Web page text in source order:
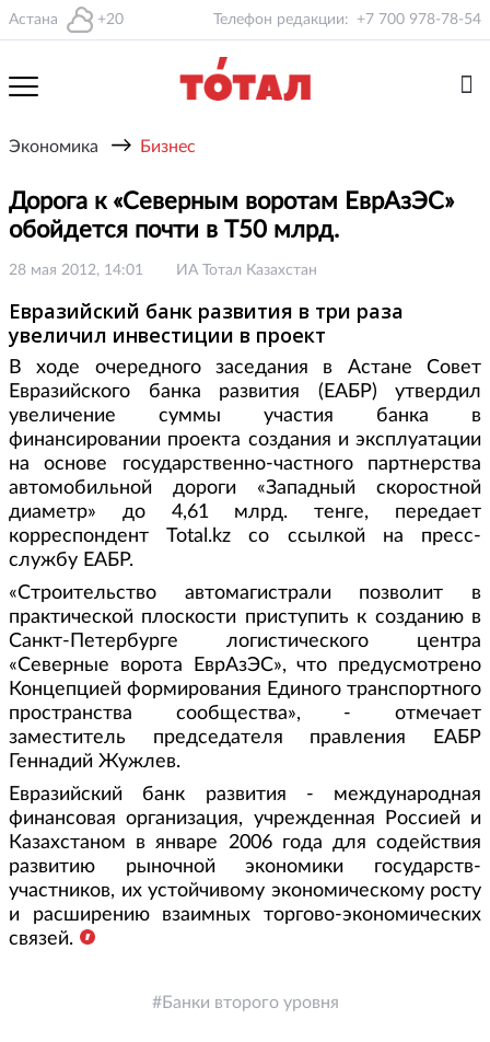
Астана +20 Телефон редакции: +7 700 978-78-54
Экономика → Бизнес
Дорога к «Северным воротам ЕврАзЭС»
обойдется почти в T50 млрд.
28 мая 2012, 14:01 ИА Тотал Казахстан
Евразийский банк развития в три раза
увеличил инвестиции в проект
В ходе очередного заседания в Астане Совет
Евразийского банка развития (ЕАБР) утвердил
увеличение суммы участия банка в
финансировании проекта создания и эксплуатации
на основе государственно-частного партнерства
автомобильной дороги «Западный скоростной
диаметр» до 4,61 млрд. тенге, передает
корреспондент Total.kz со ссылкой на пресс-
службу ЕАБР.
«Строительство автомагистрали позволит в
практической плоскости приступить к созданию в
Санкт-Петербурге логистического центра
«Северные ворота ЕврАзЭС», что предусмотрено
Концепцией формирования Единого транспортного
пространства сообщества», - отмечает
заместитель председателя правления ЕАБР
Геннадий Жужлев.
Евразийский банк развития - международная
финансовая организация, учрежденная Россией и
Казахстаном в январе 2006 года для содействия
развитию рыночной экономики государств-
участников, их устойчивому экономическому росту
и расширению взаимных торгово-экономических
связей.
Банки второго уровня